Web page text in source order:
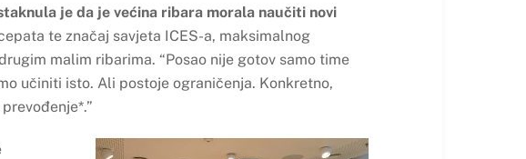
je da je većina ribara morala naučiti novi
te značaj savjeta ICES-a, maksimalnog
malim ribarima. “Posao nije gotov samo time
učiniti isto. Ali postoje ograničenja. Konkretno,